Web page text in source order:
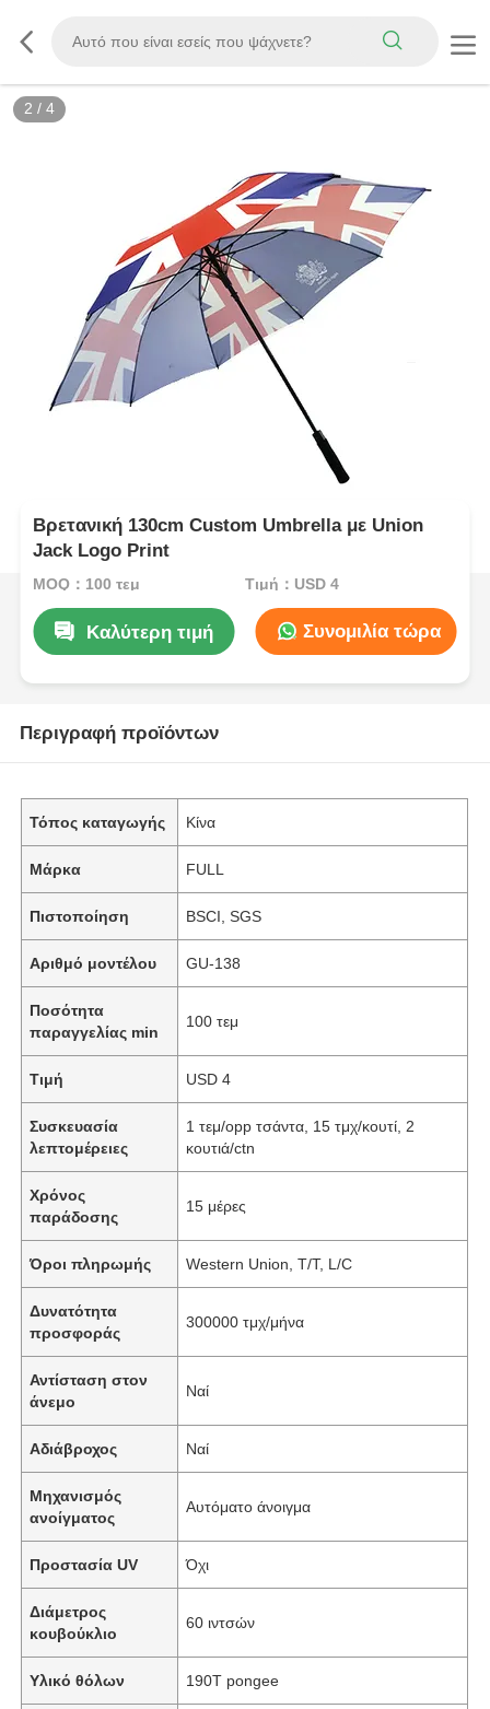
2 / 4
Βρετανική 130cm Custom Umbrella με Union
Jack Logo Print
MOQ：100 τεμ Τιμή：USD 4
Καλύτερη τιμή Συνομιλία τώρα
Περιγραφή προϊόντων
Τόπος καταγωγής Κίνα
Μάρκα FULL
Πιστοποίηση BSCI, SGS
Αριθμό μοντέλου GU-138
Ποσότητα
παραγγελίας min
100 τεμ
Τιμή USD 4
Συσκευασία
λεπτομέρειες
1 τεμ/opp τσάντα, 15 τμχ/κουτί, 2
κουτιά/ctn
Χρόνος
παράδοσης
15 μέρες
Όροι πληρωμής Western Union, T/T, L/C
Δυνατότητα
προσφοράς
300000 τμχ/μήνα
Αντίσταση στον
άνεμο
Ναί
Αδιάβροχος Ναί
Μηχανισμός
ανοίγματος
Αυτόματο άνοιγμα
Προστασία UV Όχι
Διάμετρος
κουβούκλιο
60 ιντσών
Υλικό θόλων 190T pongee